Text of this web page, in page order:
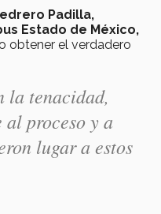
Padilla,
Estado de México,
obtener el verdadero
la tenacidad,
al proceso y a
lugar a estos